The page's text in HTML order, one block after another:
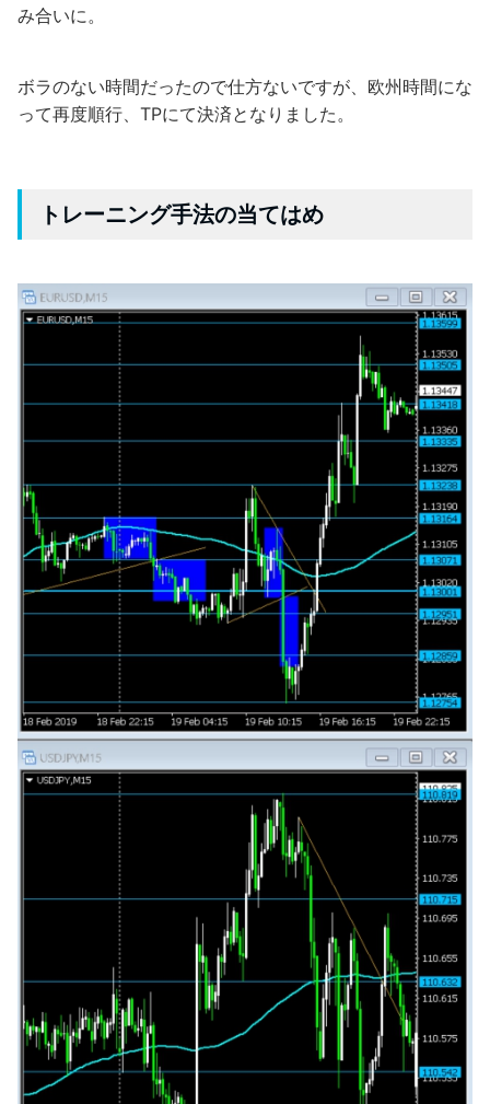
み合いに。
ボラのない時間だったので仕方ないですが、欧州時間にな
って再度順行、TPにて決済となりました。
トレーニング手法の当てはめ